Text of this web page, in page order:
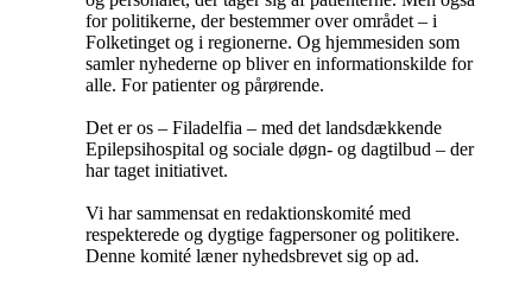
for politikerne, der bestemmer over området – i
Folketinget og i regionerne. Og hjemmesiden som
samler nyhederne op bliver en informationskilde for
alle. For patienter og pårørende.
Det er os – Filadelfia – med det landsdækkende
Epilepsihospital og sociale døgn- og dagtilbud – der
har taget initiativet.
Vi har sammensat en redaktionskomité med
respekterede og dygtige fagpersoner og politikere.
Denne komité læner nyhedsbrevet sig op ad.